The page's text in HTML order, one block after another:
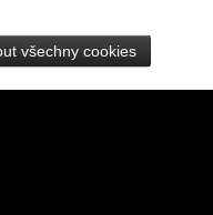
všechny cookies